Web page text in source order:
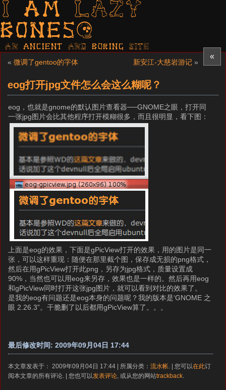
I am LAZY
bones?
AN ancient AND boring SITE
«
« 微调了gentoo的字体 新安江-大慈岩游记 »
eog打开jpg文件怎么会这么糊呢？
eog，也就是gnome的默认图片查看器──GNOME之眼，打开同
一张jpg图片会比其他程序打开模糊很多，而且很明显，看下图：
上面是eog的效果，下面是gPicView打开的效果，用的图片是同一
张，可以这样重现：随便在那里截个图，保存成无损的png格式，
然后在用gPicView打开此png，另存为jpg格式，质量设置成
90%，当然也可以用eog来另存，效果也是一样的。然后再用eog
和gPicView同时打开这张jpg图片，就可以看到对比的效果了。
是我的eog有问题还是eog本身的问题呢？我的版本是‘GNOME 之
眼 2.26.3”。干脆删了以后都用gPicView算了。。。
最后修改时间: 2009年09月04日 17:44
本文章发表于： 2009年09月04日 17:44 | 所属分类：流水帐 . | 您可以在此订
阅本文章的所有评论. | 您也可以 发表评论 , 或从您的网站trackback